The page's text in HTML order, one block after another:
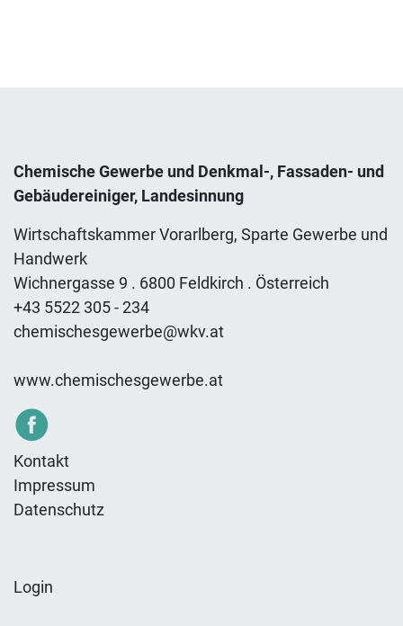
Chemische Gewerbe und Denkmal-, Fassaden- und
Gebäudereiniger, Landesinnung
Wirtschaftskammer Vorarlberg, Sparte Gewerbe und
Handwerk
Wichnergasse 9 . 6800 Feldkirch . Österreich
+43 5522 305 - 234
chemischesgewerbe@wkv.at
www.chemischesgewerbe.at
Kontakt
Impressum
Datenschutz
Login